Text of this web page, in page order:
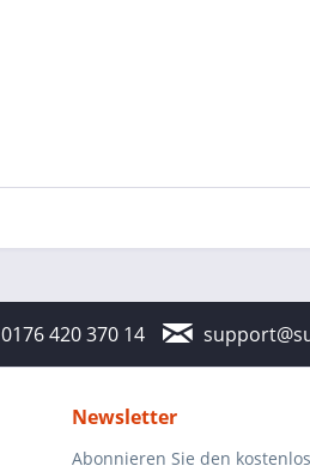
0176 420 370 14
Newsletter
Abonnieren Sie den